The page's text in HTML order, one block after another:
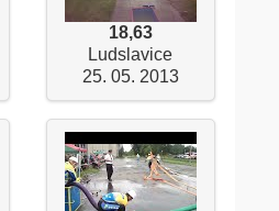
18,63
Ludslavice
25. 05. 2013